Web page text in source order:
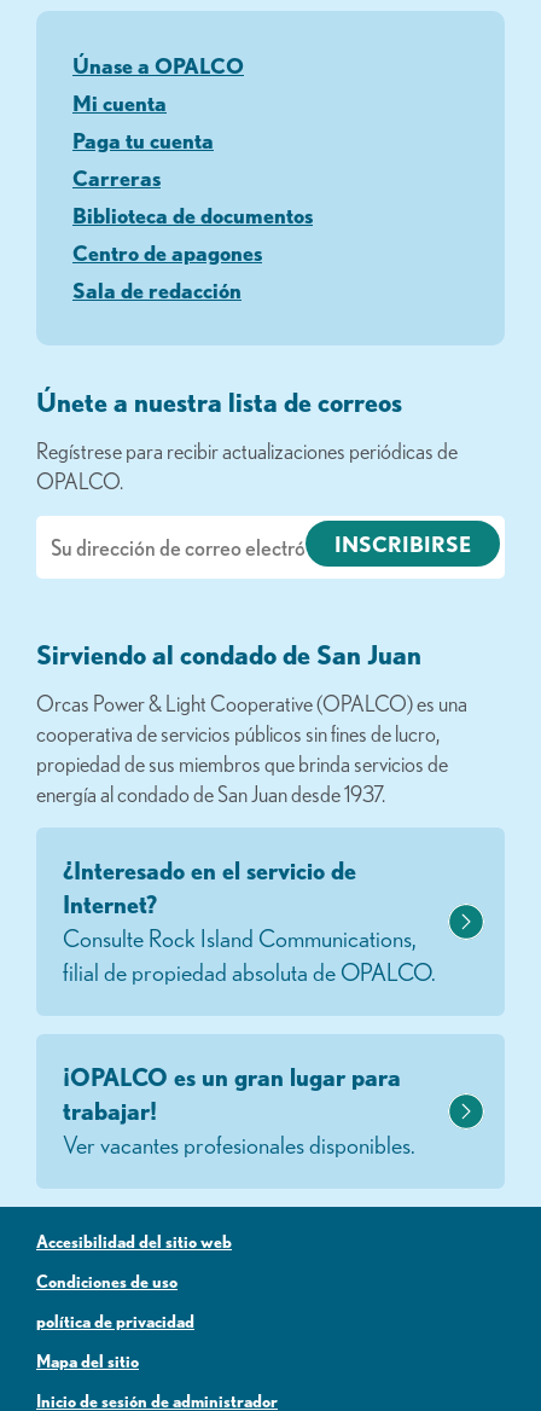
Únase a OPALCO
Mi cuenta
Paga tu cuenta
Carreras
Biblioteca de documentos
Centro de apagones
Sala de redacción
Únete a nuestra lista de correos
Regístrese para recibir actualizaciones periódicas de
OPALCO.
electrónico
Sirviendo al condado de San Juan
Orcas Power & Light Cooperative (OPALCO) es una
cooperativa de servicios públicos sin fines de lucro,
propiedad de sus miembros que brinda servicios de
energía al condado de San Juan desde 1937.
¿Interesado en el servicio de
Internet?
Consulte Rock Island Communications,
filial de propiedad absoluta de OPALCO.
¡OPALCO es un gran lugar para
trabajar!
Ver vacantes profesionales disponibles.
Accesibilidad del sitio web
Condiciones de uso
política de privacidad
Mapa del sitio
Inicio de sesión de administrador